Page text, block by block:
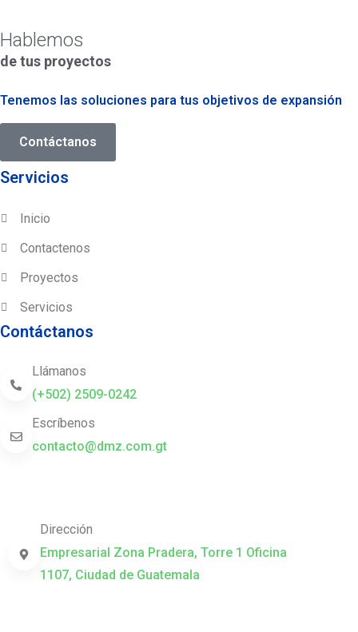
Hablemos
de tus proyectos
Tenemos las soluciones para tus objetivos de expansión
Contáctanos
Servicios
Inicio
Contactenos
Proyectos
Servicios
Contáctanos
Llámanos
(+502) 2509-0242
Escríbenos
contacto@dmz.com.gt
Dirección
Empresarial Zona Pradera, Torre 1 Oficina
1107, Ciudad de Guatemala